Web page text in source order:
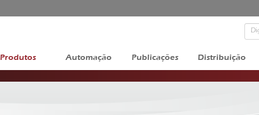
Produtos Automação Publicações Distribuição